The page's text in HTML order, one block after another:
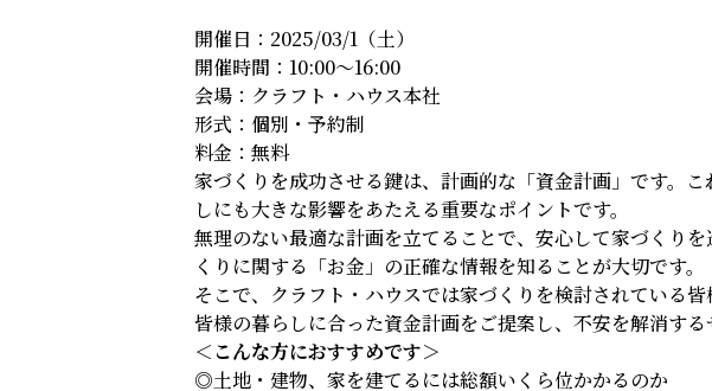
開催日：2025/03/1（土）
開催時間：10:00～16:00
会場：クラフト・ハウス本社
形式：個別・予約制
料金：無料
家づくりを成功させる鍵は、計画的な「資金計画」です。
しにも大きな影響をあたえる重要なポイントです。
無理のない最適な計画を立てることで、安心して家づくり
くりに関する「お金」の正確な情報を知ることが大切です。
そこで、クラフト・ハウスでは家づくりを検討されている
皆様の暮らしに合った資金計画をご提案し、不安を解消する
＜こんな方におすすめです＞
◎土地・建物、家を建てるには総額いくら位かかるのか